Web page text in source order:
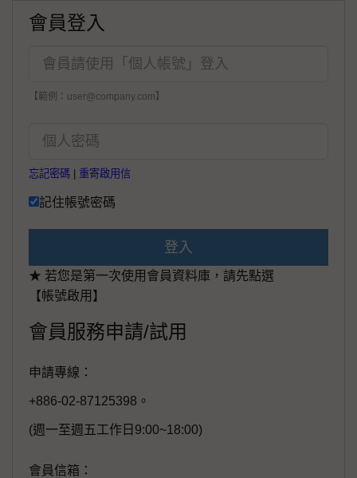
會員登入
【範例：user@company.com】
忘記密碼 重寄啟用信
記住帳號密碼
登入
★ 若您是第一次使用會員資料庫，請先點選
【帳號啟用】
會員服務申請/試用
申請專線：
+886-02-87125398。
(週一至週五工作日9:00~18:00)
會員信箱：